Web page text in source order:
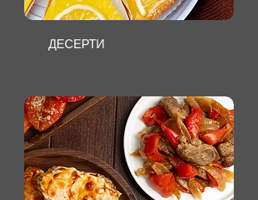
ДЕСЕРТИ